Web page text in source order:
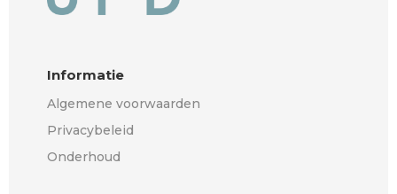
Informatie
Algemene voorwaarden
Privacybeleid
Onderhoud